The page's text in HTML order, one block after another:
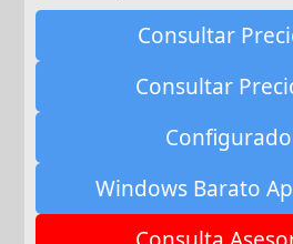
Consultar
Consultar
Windows Barato